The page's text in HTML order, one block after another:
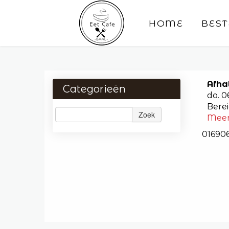
HOME
Categorieën
Zoek
do.